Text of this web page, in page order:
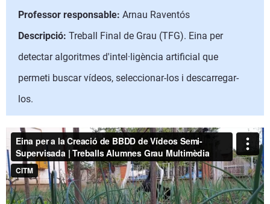
Professor responsable: Arnau Raventós
Descripció: Treball Final de Grau (TFG). Eina per
detectar algoritmes d'intel·ligència artificial que
permeti buscar vídeos, seleccionar-los i descarregar-
los.